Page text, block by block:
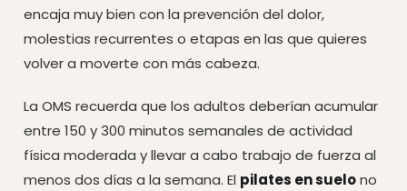
encaja muy bien con la prevención del dolor,
molestias recurrentes o etapas en las que quieres
volver a moverte con más cabeza.
La OMS recuerda que los adultos deberían acumular
entre 150 y 300 minutos semanales de actividad
física moderada y llevar a cabo trabajo de fuerza al
menos dos días a la semana. El pilates en suelono